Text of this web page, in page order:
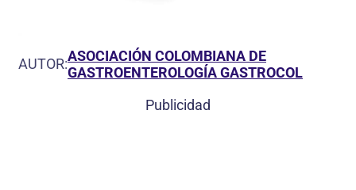
AUTOR:ASOCIACIÓN COLOMBIANA DE
GASTROENTEROLOGÍA GASTROCOL
Publicidad